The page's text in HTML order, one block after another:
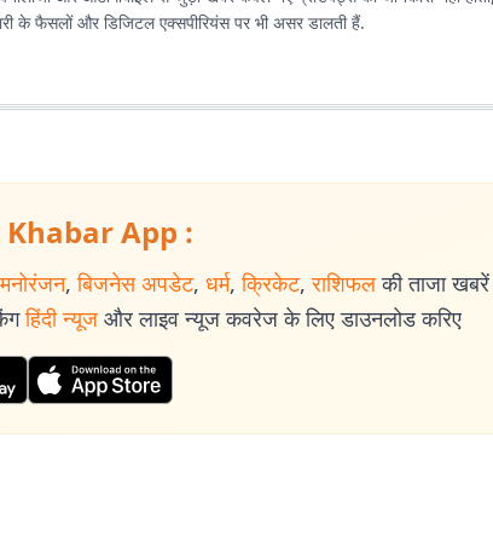
के फैसलों और डिजिटल एक्सपीरियंस पर भी असर डालती हैं.
App :
मनोरंजन, बिजनेस अपडेट, धर्म, क्रिकेट, राशिफल की ताजा
हिंदी न्यूज और लाइव न्यूज कवरेज के लिए डाउनलोड करिए